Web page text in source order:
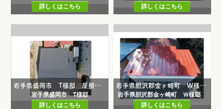
詳しくはこちら
詳しくはこちら
岩手県盛岡市 T様邸 屋根葺き替え工事（一閃）
岩手県盛岡市 T様邸
詳しくはこちら
岩手県胆沢郡金ヶ崎町 Ｗ様邸 屋根葺き替え工事（雨漏り修繕工事）・軒天張り替え工事
岩手県胆沢郡金ヶ崎町 Ｗ様邸
詳しくはこちら